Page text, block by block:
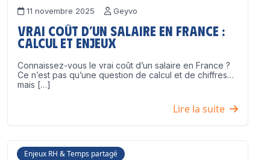
11 novembre 2025 Geyvo
Vrai coût d’un salaire en France :
calcul et enjeux
Connaissez-vous le vrai coût d’un salaire en France ?
Ce n’est pas qu’une question de calcul et de chiffres…
mais […]
Lire la suite
Enjeux RH & Temps partagé